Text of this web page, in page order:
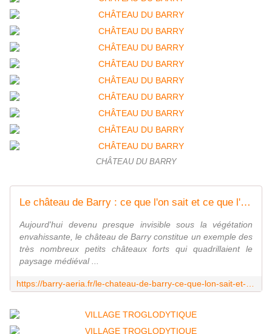
CHÂTEAU DU BARRY
Le château de Barry : ce que l'on sait et ce que l'on ignore encore.
Aujourd'hui devenu presque invisible sous la végétation
envahissante, le château de Barry constitue un exemple des
très nombreux petits châteaux forts qui quadrillaient le
paysage médiéval ...